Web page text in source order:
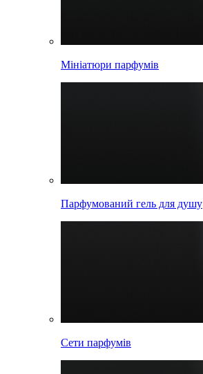
Мініатюри парфумів
Парфумований гель для душу
Сети парфумів